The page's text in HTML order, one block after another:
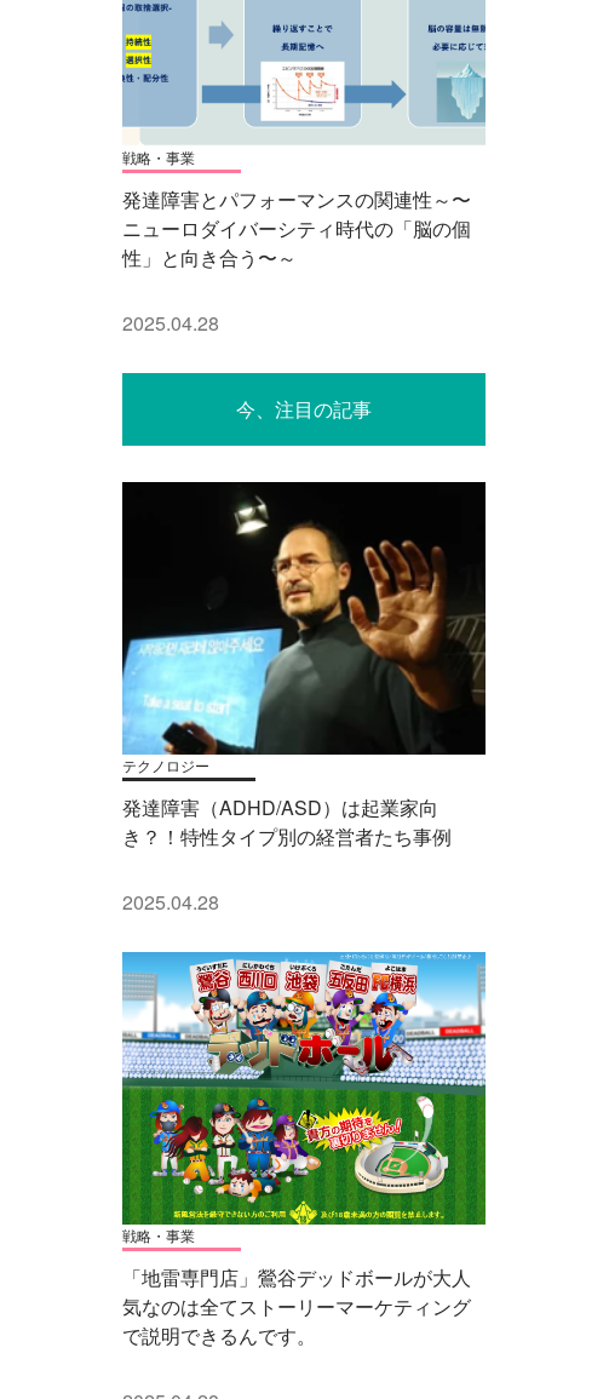
戦略・事業
発達障害とパフォーマンスの関連性～〜
ニューロダイバーシティ時代の「脳の個
性」と向き合う〜～
2025.04.28
今、注目の記事
テクノロジー
発達障害（ADHD/ASD）は起業家向
き？！特性タイプ別の経営者たち事例
2025.04.28
戦略・事業
「地雷専門店」鶯谷デッドボールが大人
気なのは全てストーリーマーケティング
で説明できるんです。